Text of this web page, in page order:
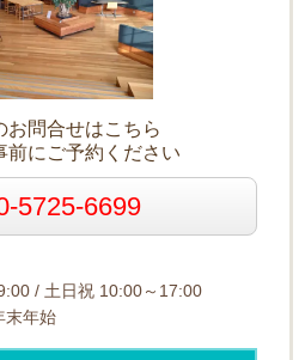
お問合せはこちら
前にご予約ください
5725-6699
/ 土日祝 10:00～17:00
末年始